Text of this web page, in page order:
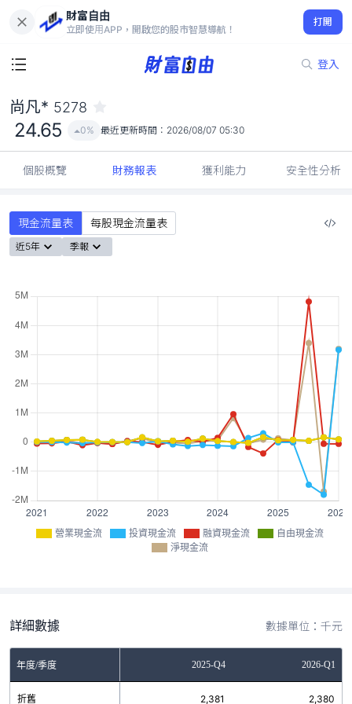
財富自由
立即使用APP，開啟您的股市智慧導航！
打開
登入
24.65
0%
尚凡* 5278
24.65 0% 最近更新時間： 2026/08/07 05:30
個股概覽 財務報表 獲利能力 安全性分析
現金流量表 每股現金流量表
近5年 季報
營業現金流 投資現金流 融資現金流
自由現金流
淨現金流
詳細數據 數據單位：千元
年度/季度 2025-Q4 2026-Q1
折舊 2,381 2,380